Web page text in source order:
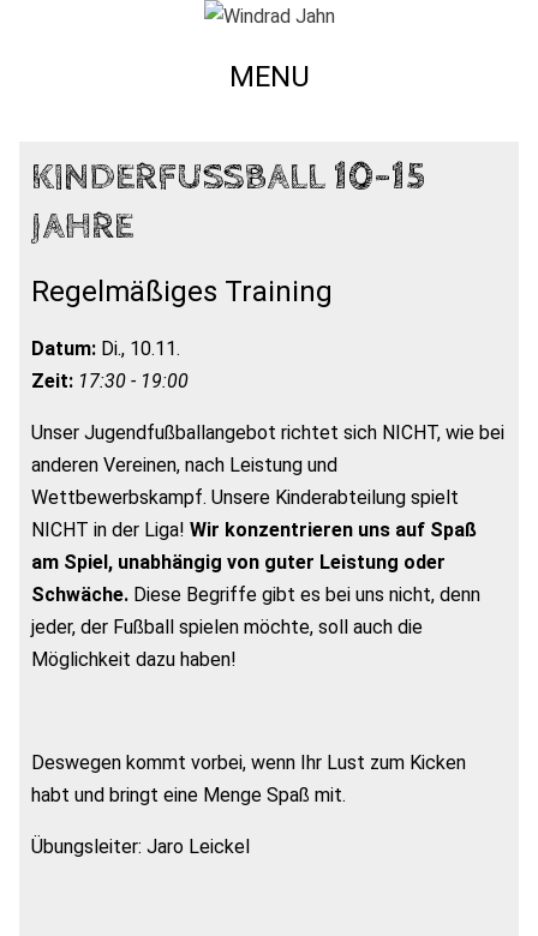
MENU
KINDERFUSSBALL 10-15 J
AHRE
Regelmäßiges Training
Datum: Di., 10.11.
Zeit: 17:30 - 19:00
Unser Jugendfußballangebot richtet sich NICHT, wie bei
anderen Vereinen, nach Leistung und
Wettbewerbskampf. Unsere Kinderabteilung spielt
NICHT in der Liga! Wir konzentrieren uns auf Spaß
am Spiel, unabhängig von guter Leistung oder
Schwäche. Diese Begriffe gibt es bei uns nicht, denn
jeder, der Fußball spielen möchte, soll auch die
Möglichkeit dazu haben!
Deswegen kommt vorbei, wenn Ihr Lust zum Kicken
habt und bringt eine Menge Spaß mit.
Übungsleiter: Jaro Leickel